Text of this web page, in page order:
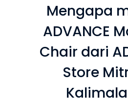
Mengapa
ADVANCE
Chair dari
Store